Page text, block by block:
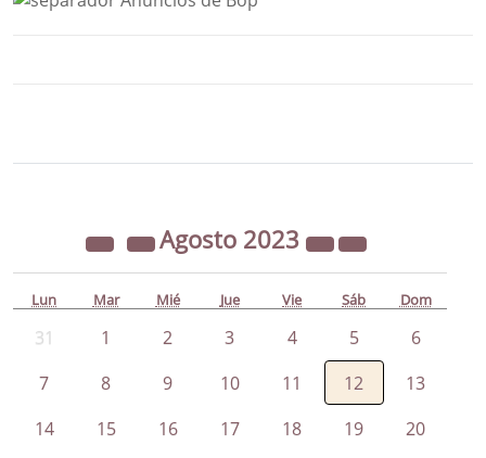
Agosto 2023
Lun Mar Mié Jue Vie Sáb Dom
31 1 2 3 4 5
6
7
8 9 10 11 12
13
14
15 16 17 18 19 20